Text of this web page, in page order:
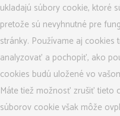
ukladajú súbory cookie, ktoré
pretože sú nevyhnutné pre
stránky. Používame aj
analyzovať a pochopiť, ako
cookies budú uložené vo
Máte tiež možnosť zrušiť tieto
súborov cookie však môže